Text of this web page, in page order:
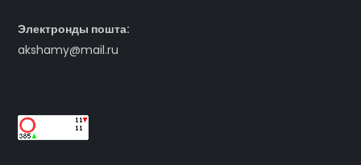
Электронды пошта:
akshamy@mail.ru